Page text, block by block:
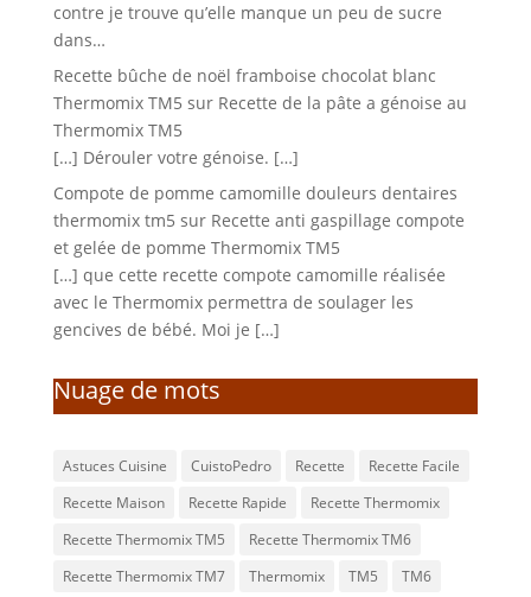
contre je trouve qu’elle manque un peu de sucre
dans…
Recette bûche de noël framboise chocolat blanc
Thermomix TM5 sur Recette de la pâte a génoise au
Thermomix TM5
[…] Dérouler votre génoise. […]
Compote de pomme camomille douleurs dentaires
thermomix tm5 sur Recette anti gaspillage compote
et gelée de pomme Thermomix TM5
[…] que cette recette compote camomille réalisée
avec le Thermomix permettra de soulager les
gencives de bébé. Moi je […]
Nuage de mots
Astuces Cuisine CuistoPedro Recette
Recette Facile
Recette Maison
Recette Rapide
Recette Thermomix
Recette Thermomix TM5
Recette Thermomix TM6
Recette Thermomix TM7
Thermomix TM5 TM6